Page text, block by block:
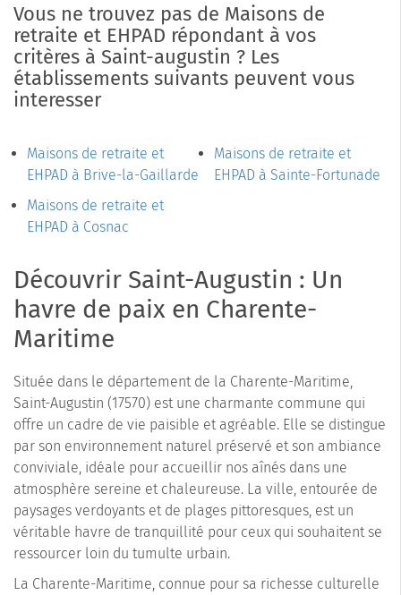
Vous ne trouvez pas de Maisons de
retraite et EHPAD répondant à vos
critères à Saint-augustin ? Les
établissements suivants peuvent vous
interesser
Maisons de retraite et
EHPAD à Brive-la-Gaillarde
Maisons de retraite et
EHPAD à Cosnac
Maisons de retraite et
EHPAD à Sainte-Fortunade
Découvrir Saint-Augustin : Un
havre de paix en Charente-
Maritime
Située dans le département de la Charente-Maritime,
Saint-Augustin (17570) est une charmante commune qui
offre un cadre de vie paisible et agréable. Elle se distingue
par son environnement naturel préservé et son ambiance
conviviale, idéale pour accueillir nos aînés dans une
atmosphère sereine et chaleureuse. La ville, entourée de
paysages verdoyants et de plages pittoresques, est un
véritable havre de tranquillité pour ceux qui souhaitent se
ressourcer loin du tumulte urbain.
La Charente-Maritime, connue pour sa richesse culturelle